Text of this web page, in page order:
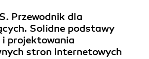
Przewodnik dla
Solidne podstawy
i projektowania
stron internetowych